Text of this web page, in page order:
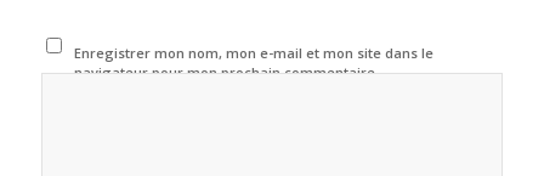
Enregistrer mon nom, mon e-mail et mon site dans le
navigateur pour mon prochain commentaire.